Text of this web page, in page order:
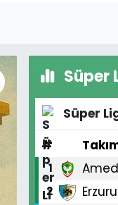
Süper
Süper
#
1 Amed
2